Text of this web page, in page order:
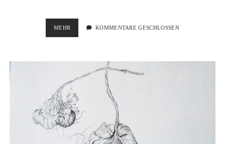
MEHR MISSVERSTÄNDNIS
MINIMALISMUS
KOMMENTARE GESCHLOSSEN